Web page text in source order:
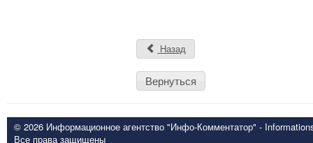
Назад
Вернуться
© 2026 Информационное агентство "Инфо-Комментатор" -
Все права защищены